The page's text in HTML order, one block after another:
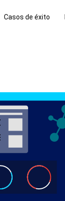
Casos de éxito